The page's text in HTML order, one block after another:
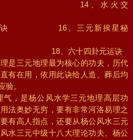
媾 14、水火交
秘诀 16、三元新挨星秘
诀 18、六十四卦元运诀
是三元地理最为核心的功夫，历代
有在用，依用此诀给人造、葬后均
验。
气，是杨公风水学三元地理高层功
法奥妙无穷，要有非常河洛易理之
有高人指点，还要从杨公风水三元
水三元中级十八大理论功夫、杨公